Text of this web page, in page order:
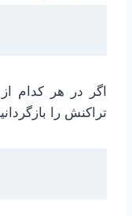
اگر در هر کدام
تراکنش را